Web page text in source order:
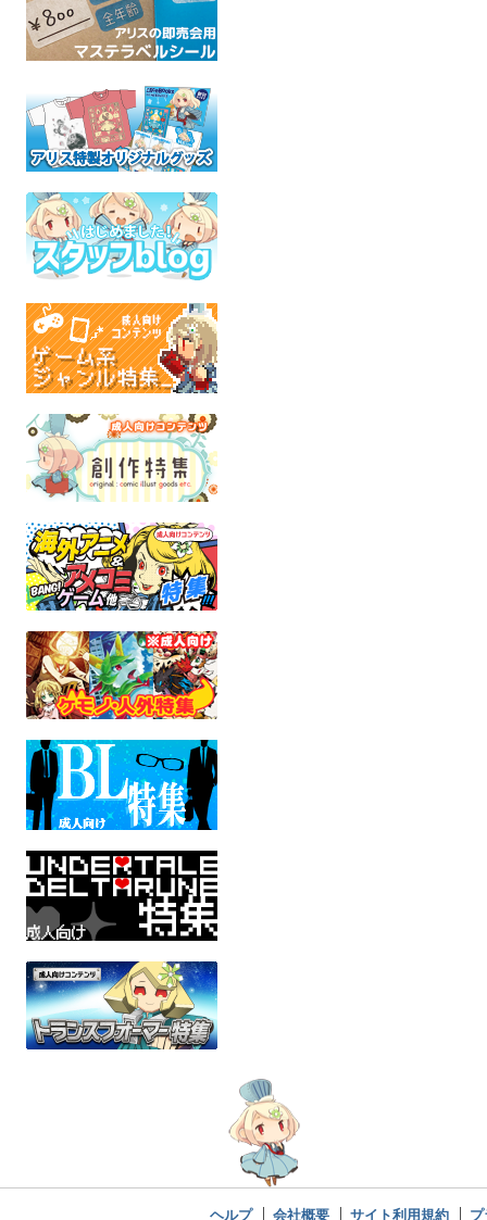
ヘルプ 会社概要 サイト利用規約